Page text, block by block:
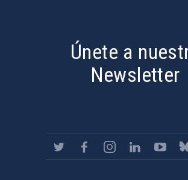
Únete a
Newsletter